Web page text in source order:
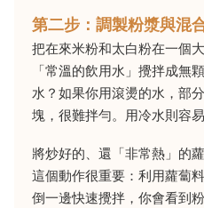
第二步：調製粉漿與混
把在來米粉和太白粉在一個
「常溫的飲用水」攪拌成無
水？如果你用滾燙的水，部
塊，很難拌勻。用冷水則容易
將炒好的、還「非常熱」的
這個動作很重要：利用蘿蔔
倒一邊快速攪拌，你會看到